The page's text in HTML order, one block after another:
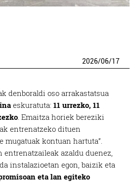
2026/06/17
denboraldi oso arrakastatsua
eskuratuta:11 urrezko, 11
. Emaitza horiek bereziki
entrenatzeko dituen
mugatuak kontuan hartuta”.
entrenatzaileak azaldu duenez,
instalazioetan egon, baizik eta
eta lan egiteko